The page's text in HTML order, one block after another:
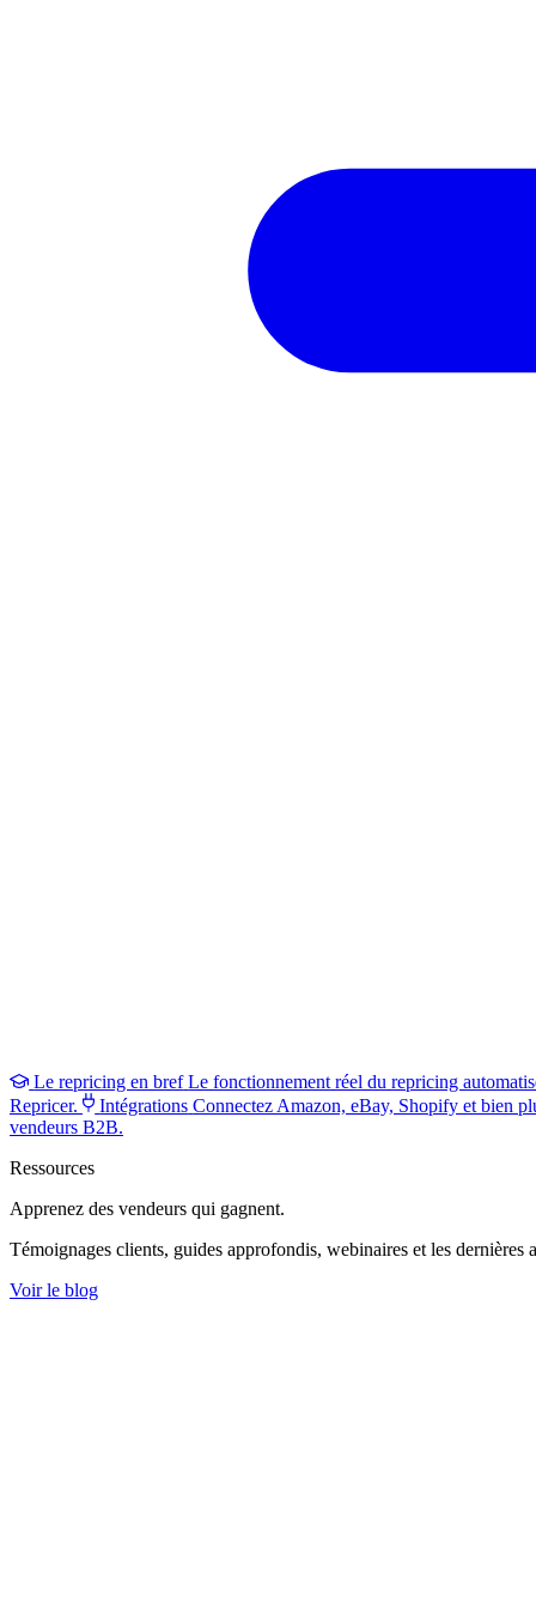
Le repricing en bref Le fonctionnement réel du repricing
Repricer.
Intégrations Connectez Amazon, eBay, Shopify et bien
vendeurs B2B.
Ressources
Apprenez des vendeurs qui gagnent.
Témoignages clients, guides approfondis, webinaires et les dernières
Voir le blog